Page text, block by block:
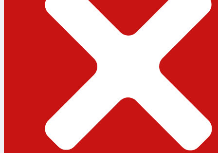
লাইফস্টাইল
সোশ্যাল মিডিয়া
বিজ্ঞান ও প্রযুক্তি
বিশেষ প্রতিবেদন
শেয়ার বাজার
বিচিত্র সংবাদ
সাক্ষাৎকার
সড়ক দুর্ঘটনা
অপরাধ